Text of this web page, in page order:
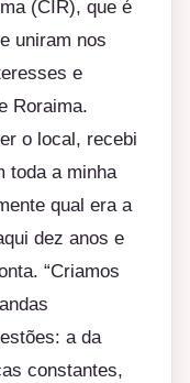
(CIR), que é
uniram nos
e
Roraima.
o local, recebi
toda a minha
qual era a
dez anos e
“Criamos
a da
constantes,